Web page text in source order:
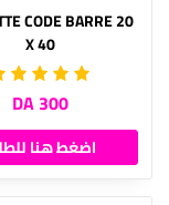
CODE BARRE 20
X 40
300 DA
اضغط هنا